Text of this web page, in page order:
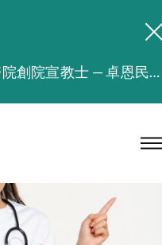
緬懷播道醫院創院宣教士 — 卓恩民醫生香港追思會
本院在暴雨或颱風警告信號 (包括黑色暴雨及8號或以上熱帶氣旋警告信號) 下，仍會維持有限度服務。如有查詢，可致電2711 5222。